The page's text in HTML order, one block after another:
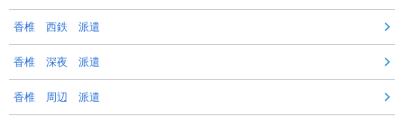
香椎 西鉄 派遣
香椎 深夜 派遣
香椎 周辺 派遣